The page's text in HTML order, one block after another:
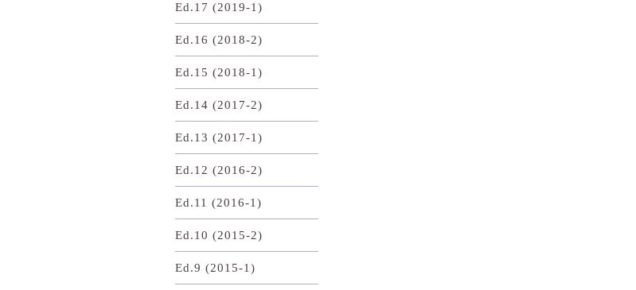
Ed.17 (2019-1)
Ed.16 (2018-2)
Ed.15 (2018-1)
Ed.14 (2017-2)
Ed.13 (2017-1)
Ed.12 (2016-2)
Ed.11 (2016-1)
Ed.10 (2015-2)
Ed.9 (2015-1)